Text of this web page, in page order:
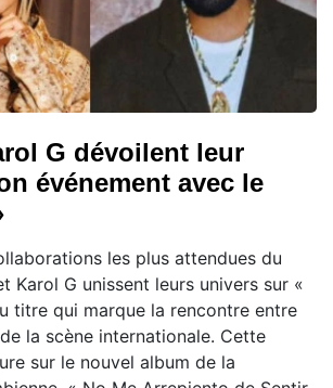
G dévoilent leur
événement avec le
les plus attendues du
Karol G unissent leurs univers sur «
titre qui marque la rencontre entre
la scène internationale. Cette
sur le nouvel album de la